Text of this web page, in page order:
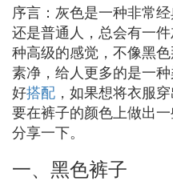
序言：灰色是一种非常
还是普通人，总会有一
种高级的感觉，不像黑
素净，给人更多的是一
好搭配 ，如果想将衣服
要在裤子的颜色上做出
分享一下。
一、黑色裤子